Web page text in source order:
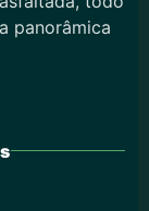
panorâmica